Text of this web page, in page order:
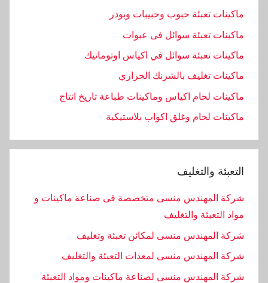
ماكينات تعبئة حبوب وحبيبات وبودر
ماكينات تعبئة سوائل فى عبوات
ماكينات تعبئة سوائل في اكياس اوتوماتيك
ماكينات تغليف بالشرنك الحراري
ماكينات لحام اكياس وماكينات طباعة تاريخ انتاج
ماكينات لحام وغلق اكواب بلاستيكية
التعبئة والتغليف
شركة المهندس منسى متخصصة فى صناعة ماكينات و
مواد التعبئة والتغليف
شركة المهندس منسى لمكائن تعبئة وتغليف
شركة المهندس منسى لمعدات التعبئة والتغليف
شركة المهندس منسى لصناعة ماكينات ومواد التعبئة